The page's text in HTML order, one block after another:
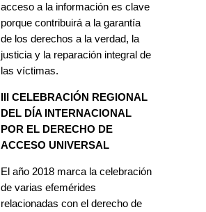
acceso a la información es clave
porque contribuirá a la garantía
de los derechos a la verdad, la
justicia y la reparación integral de
las víctimas.
III CELEBRACIÓN REGIONAL
DEL DÍA INTERNACIONAL
POR EL DERECHO DE
ACCESO UNIVERSAL
El año 2018 marca la celebración
de varias efemérides
relacionadas con el derecho de